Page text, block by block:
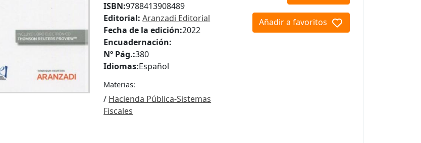
Añadir a favoritos
ISBN:9788413908489
Editorial: Aranzadi Editorial
Fecha de la edición:2022
Encuadernación:
Nº Pág.:380
Idiomas:Español
Materias:
/ Hacienda Pública-Sistemas
Fiscales